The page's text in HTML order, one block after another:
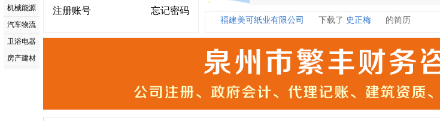
忘记密码
注册账号
福建美可纸业有限公司 下载了 史正梅 的简历
福建美可纸业有限公司 下载了杨铃铃 的简历
机械能源
汽车物流
卫浴电器
房产建材